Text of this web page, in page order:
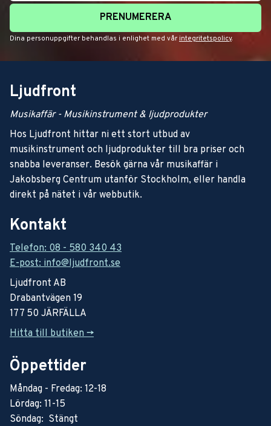
PRENUMERERA
Dina personuppgifter behandlas i enlighet med vår integritetspolicy.
Ljudfront
Musikaffär - Musikinstrument & ljudprodukter
Hos Ljudfront hittar ni ett stort utbud av
musikinstrument och ljudprodukter till bra priser och
snabba leveranser. Besök gärna vår musikaffär i
Jakobsberg Centrum utanför Stockholm, eller handla
direkt på nätet i vår webbutik.
Kontakt
Telefon: 08 - 580 340 43
E-post: info@ljudfront.se
Ljudfront AB
Drabantvägen 19
177 50 JÄRFÄLLA
Hitta till butiken ->
Öppettider
Måndag - Fredag: 12-18
Lördag: 11-15
Söndag: Stängt